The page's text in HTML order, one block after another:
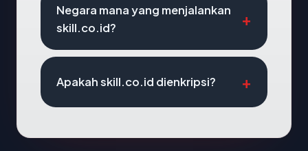
Negara mana yang menjalankan
skill.co.id?
Apakah skill.co.id dienkripsi?